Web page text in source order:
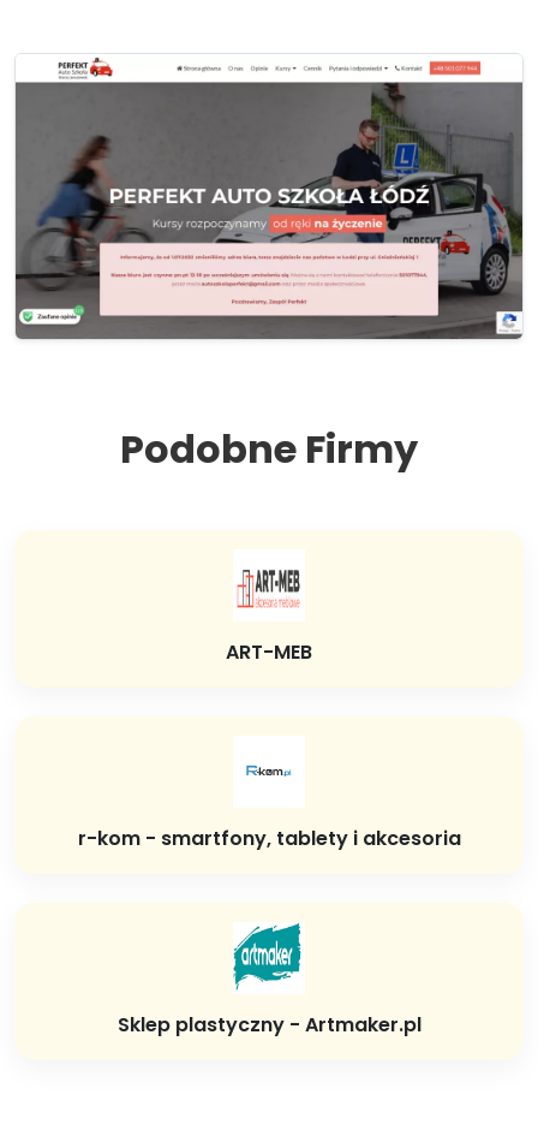
Podobne Firmy
ART-MEB
r-kom - smartfony, tablety i akcesoria
Sklep plastyczny - Artmaker.pl